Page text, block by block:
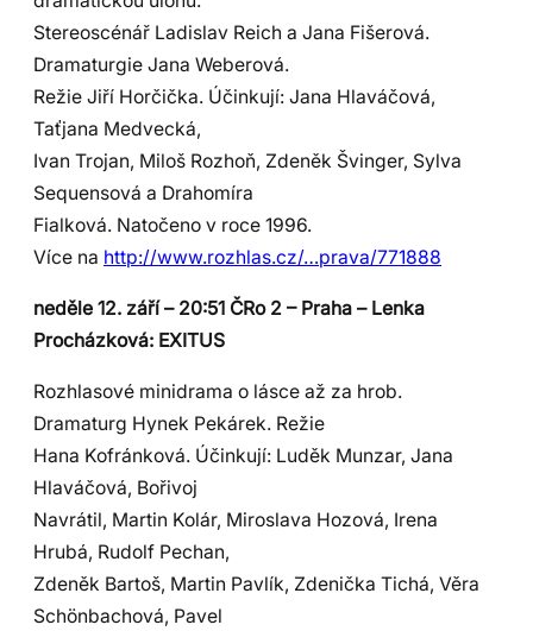
Stereoscénář Ladislav Reich a Jana Fišerová.
Dramaturgie Jana Weberová.
Režie Jiří Horčička. Účinkují: Jana Hlaváčová,
Taťjana Medvecká,
Ivan Trojan, Miloš Rozhoň, Zdeněk Švinger, Sylva
Sequensová a Drahomíra
Fialková. Natočeno v roce 1996.
Více na http://www.rozhlas.cz/…prava/771888
neděle 12. září – 20:51 ČRo 2 – Praha – Lenka
Procházková: EXITUS
Rozhlasové minidrama o lásce až za hrob.
Dramaturg Hynek Pekárek. Režie
Hana Kofránková. Účinkují: Luděk Munzar, Jana
Hlaváčová, Bořivoj
Navrátil, Martin Kolár, Miroslava Hozová, Irena
Hrubá, Rudolf Pechan,
Zdeněk Bartoš, Martin Pavlík, Zdenička Tichá, Věra
Schönbachová, Pavel